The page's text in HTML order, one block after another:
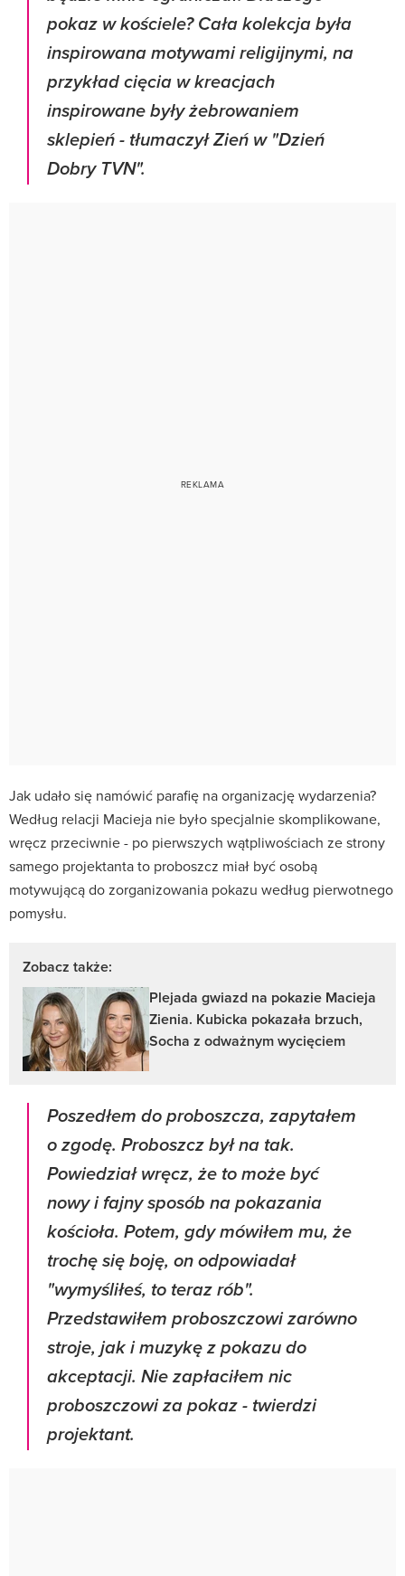
pokaz w kościele? Cała kolekcja była
inspirowana motywami religijnymi, na
przykład cięcia w kreacjach
inspirowane były żebrowaniem
sklepień - tłumaczył Zień w "Dzień
Dobry TVN".
Jak udało się namówić parafię na organizację wydarzenia?
Według relacji Macieja nie było specjalnie skomplikowane,
wręcz przeciwnie - po pierwszych wątpliwościach ze strony
samego projektanta to proboszcz miał być osobą
motywującą do zorganizowania pokazu według pierwotnego
pomysłu.
Zobacz także:
Plejada gwiazd na pokazie Macieja
Zienia. Kubicka pokazała brzuch,
Socha z odważnym wycięciem
Poszedłem do proboszcza, zapytałem
o zgodę. Proboszcz był na tak.
Powiedział wręcz, że to może być
nowy i fajny sposób na pokazania
kościoła. Potem, gdy mówiłem mu, że
trochę się boję, on odpowiadał
"wymyśliłeś, to teraz rób".
Przedstawiłem proboszczowi zarówno
stroje, jak i muzykę z pokazu do
akceptacji. Nie zapłaciłem nic
proboszczowi za pokaz - twierdzi
projektant.